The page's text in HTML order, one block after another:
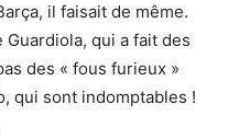
il faisait de même.
Guardiola, qui a fait des
des « fous furieux »
qui sont indomptables !